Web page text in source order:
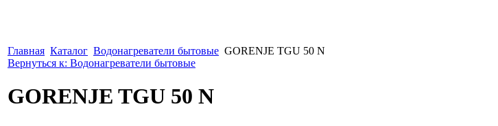
Главная Каталог Водонагреватели бытовые GORENJE TGU 50 N
Вернуться к: Водонагреватели бытовые
GORENJE TGU 50 N